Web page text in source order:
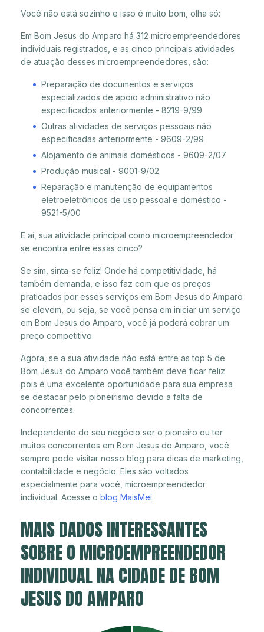
Você não está sozinho e isso é muito bom, olha só:
Em Bom Jesus do Amparo há 312 microempreendedores
individuais registrados, e as cinco principais atividades
de atuação desses microempreendedores, são:
Preparação de documentos e serviços
especializados de apoio administrativo não
especificados anteriormente - 8219-9/99
Outras atividades de serviços pessoais não
especificadas anteriormente - 9609-2/99
Alojamento de animais domésticos - 9609-2/07
Produção musical - 9001-9/02
Reparação e manutenção de equipamentos
eletroeletrônicos de uso pessoal e doméstico -
9521-5/00
E aí, sua atividade principal como microempreendedor
se encontra entre essas cinco?
Se sim, sinta-se feliz! Onde há competitividade, há
também demanda, e isso faz com que os preços
praticados por esses serviços em Bom Jesus do Amparo
se elevem, ou seja, se você pensa em iniciar um serviço
em Bom Jesus do Amparo, você já poderá cobrar um
preço competitivo.
Agora, se a sua atividade não está entre as top 5 de
Bom Jesus do Amparo você também deve ficar feliz
pois é uma excelente oportunidade para sua empresa
se destacar pelo pioneirismo devido a falta de
concorrentes.
Independente do seu negócio ser o pioneiro ou ter
muitos concorrentes em Bom Jesus do Amparo, você
sempre pode visitar nosso blog para dicas de marketing,
contabilidade e negócio. Eles são voltados
especialmente para você, microempreendedor
individual. Acesse o blog MaisMei.
MAIS DADOS INTERESSANTES
SOBRE O MICROEMPREENDEDOR
INDIVIDUAL NA CIDADE DE BOM
JESUS DO AMPARO